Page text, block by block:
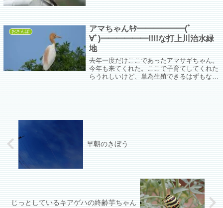
おさんぽ
アマちゃんｷﾀ━━━━━━(ﾟ
∀ﾟ)━━━━━━!!!!な打上川治水緑
地
去年一度だけここであったアマサギちゃん。
今年も来てくれた。ここで子育てしてくれた
らうれしいけど、単為生殖できるはずもな
早朝のきぼう
じっとしているキアゲハの終齢芋ちゃん